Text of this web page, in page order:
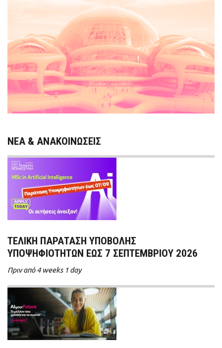
ΝΕΑ & ΑΝΑΚΟΙΝΩΣΕΙΣ
ΤΕΛΙΚΗ ΠΑΡΑΤΑΣΗ ΥΠΟΒΟΛΗΣ
ΥΠΟΨΗΦΙΟΤΗΤΩΝ ΕΩΣ 7 ΣΕΠΤΕΜΒΡΙΟΥ 2026
Πριν από 4 weeks 1 day